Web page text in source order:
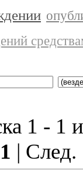
1 - 1
1 |